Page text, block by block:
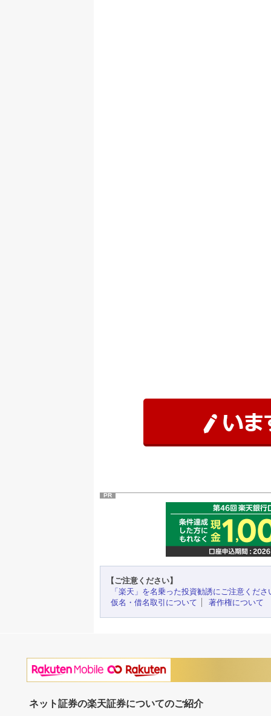
PR
【ご注意ください】
「楽天」を名乗った投資勧誘にご注意くださ
仮名・借名取引について
著作権について
ネット証券の楽天証券についてのご紹介